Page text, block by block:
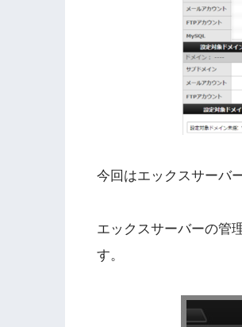
今回はエックスサーバ
エックスサーバーの管
す。